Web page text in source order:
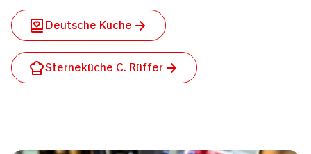
Deutsche Küche
Sterneküche C. Rüffer